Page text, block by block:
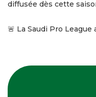
diffusée dès cette
🚨 La Saudi Pro League